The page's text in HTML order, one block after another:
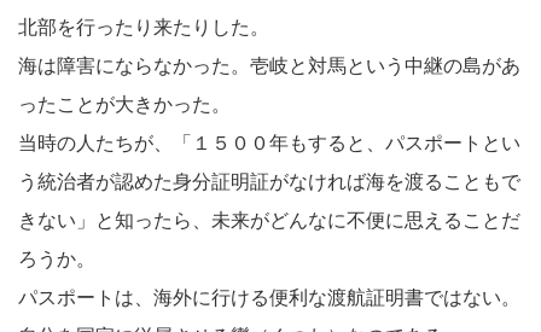
北部を行ったり来たりした。
海は障害にならなかった。壱岐と対馬という中継の島があ
ったことが大きかった。
当時の人たちが、「１５００年もすると、パスポートとい
う統治者が認めた身分証明証がなければ海を渡ることもで
きない」と知ったら、未来がどんなに不便に思えることだ
ろうか。
パスポートは、海外に行ける便利な渡航証明書ではない。